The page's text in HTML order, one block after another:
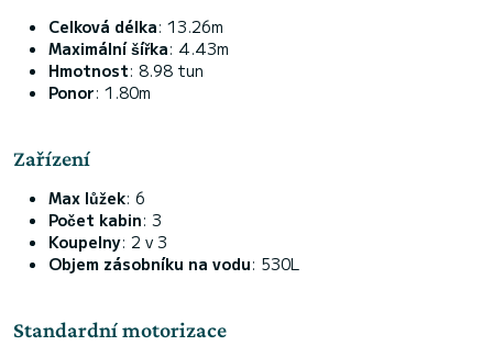
Celková délka: 13.26m
Maximální šířka: 4.43m
Hmotnost: 8.98 tun
Ponor: 1.80m
Zařízení
Max lůžek: 6
Počet kabin: 3
Koupelny: 2 v 3
Objem zásobníku na vodu: 530L
Standardní motorizace